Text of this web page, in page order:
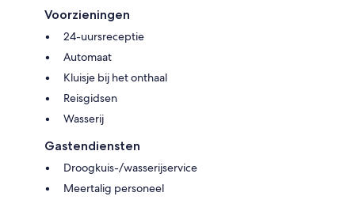
Voorzieningen
24-uursreceptie
Automaat
Kluisje bij het onthaal
Reisgidsen
Wasserij
Gastendiensten
Droogkuis-/wasserijservice
Meertalig personeel